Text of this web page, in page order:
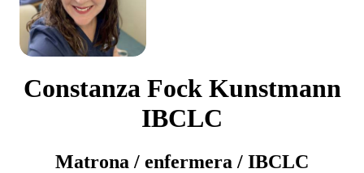
Constanza Fock Kunstmann
IBCLC
Matrona / enfermera / IBCLC